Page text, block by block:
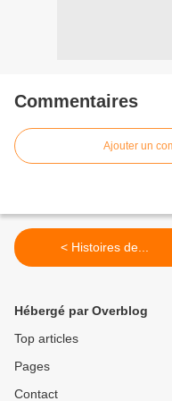
Commentaires
Ajouter un
< Histoires de...
Hébergé par Overblog
Top articles
Pages
Contact